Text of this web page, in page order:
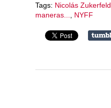
Tags: Nicolás Zukerfeld
maneras...
NYFF